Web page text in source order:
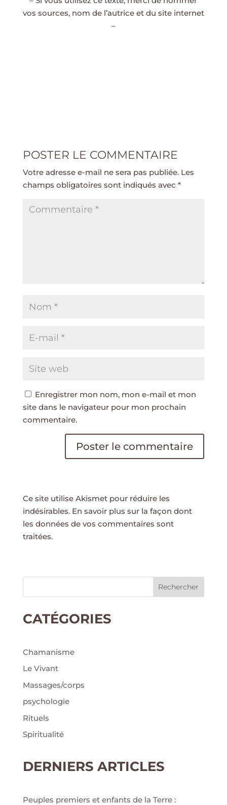
vos sources, nom de l’autrice et du site internet
–
POSTER LE COMMENTAIRE
Votre adresse e-mail ne sera pas publiée. Les
champs obligatoires sont indiqués avec *
Enregistrer mon nom, mon e-mail et mon
site dans le navigateur pour mon prochain
commentaire.
Ce site utilise Akismet pour réduire les
indésirables. En savoir plus sur la façon dont
les données de vos commentaires sont
traitées.
Rechercher
CATÉGORIES
Chamanisme
Le Vivant
Massages/corps
psychologie
Rituels
Spiritualité
DERNIERS ARTICLES
Peuples premiers et enfants de la Terre :